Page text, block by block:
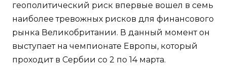
геополитический риск впервые вошел в семь
наиболее тревожных рисков для финансового
рынка Великобритании. В данный момент он
выступает на чемпионате Европы, который
проходит в Сербии со 2 по 14 марта.